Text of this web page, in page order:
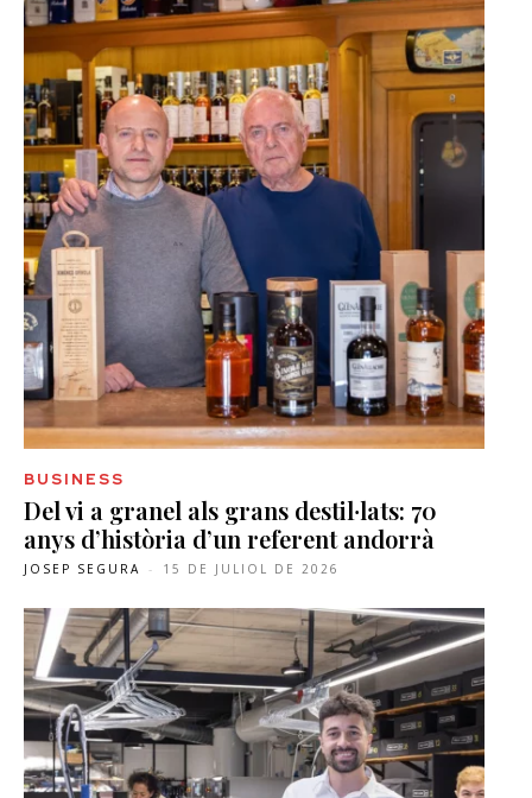
BUSINESS
Del vi a granel als grans destil·lats: 70
anys d’història d’un referent andorrà
JOSEP SEGURA - 15 DE JULIOL DE 2026